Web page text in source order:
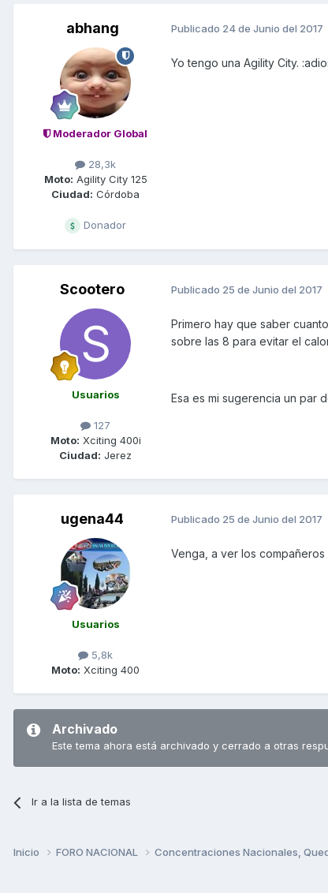
abhang
Moderador Global
28,3k
Moto: Agility City 125
Ciudad: Córdoba
Donador
Publicado 24 de Junio del 2017
Yo tengo una Agility City.
Scootero
Usuarios
127
Moto: Xciting 400i
Ciudad: Jerez
Publicado 25 de Junio del 2017
Primero hay que saber
sobre las 8 para evitar el
Esa es mi sugerencia un par
ugena44
Usuarios
5,8k
Moto: Xciting 400
Publicado 25 de Junio del 2017
Venga, a ver los compañeros
Archivado
Este tema ahora está archivado y cerrado a otras
Ir a la lista de temas
Inicio FORO NACIONAL Concentraciones Nacionales,